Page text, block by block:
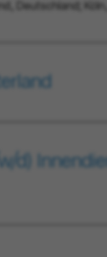
Deutschland;
d)